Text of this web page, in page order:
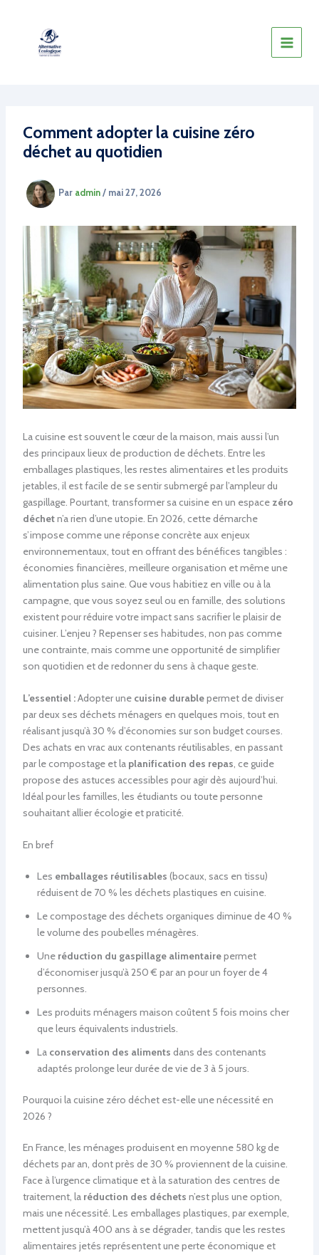
Comment adopter la cuisine zéro
déchet au quotidien
Par admin/ mai 27, 2026
La cuisine est souvent le cœur de la maison, mais aussi l’un
des principaux lieux de production de déchets. Entre les
emballages plastiques, les restes alimentaires et les produits
jetables, il est facile de se sentir submergé par l’ampleur du
gaspillage. Pourtant, transformer sa cuisine en un espace zéro
déchetn’a rien d’une utopie. En 2026, cette démarche
s’impose comme une réponse concrète aux enjeux
environnementaux, tout en offrant des bénéfices tangibles :
économies financières, meilleure organisation et même une
alimentation plus saine. Que vous habitiez en ville ou à la
campagne, que vous soyez seul ou en famille, des solutions
existent pour réduire votre impact sans sacrifier le plaisir de
cuisiner. L’enjeu ? Repenser ses habitudes, non pas comme
une contrainte, mais comme une opportunité de simplifier
son quotidien et de redonner du sens à chaque geste.
L’essentiel :Adopter une cuisine durablepermet de diviser
par deux ses déchets ménagers en quelques mois, tout en
réalisant jusqu’à 30 % d’économies sur son budget courses.
Des achats en vrac aux contenants réutilisables, en passant
par le compostage et la planification des repas, ce guide
propose des astuces accessibles pour agir dès aujourd’hui.
Idéal pour les familles, les étudiants ou toute personne
souhaitant allier écologie et praticité.
En bref
Les emballages réutilisables (bocaux, sacs en tissu)
réduisent de 70 % les déchets plastiques en cuisine.
Le compostage des déchets organiques diminue de 40 %
le volume des poubelles ménagères.
Une réduction du gaspillage alimentairepermet
d’économiser jusqu’à 250 € par an pour un foyer de 4
personnes.
Les produits ménagers maison coûtent 5 fois moins cher
que leurs équivalents industriels.
La conservation des aliments dans des contenants
adaptés prolonge leur durée de vie de 3 à 5 jours.
Pourquoi la cuisine zéro déchet est-elle une nécessité en
2026 ?
En France, les ménages produisent en moyenne 580 kg de
déchets par an, dont près de 30 % proviennent de la cuisine.
Face à l’urgence climatique et à la saturation des centres de
traitement, la réduction des déchets n’est plus une option,
mais une nécessité. Les emballages plastiques, par exemple,
mettent jusqu’à 400 ans à se dégrader, tandis que les restes
alimentaires jetés représentent une perte économique et